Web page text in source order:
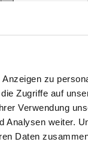
zu
Zugriffe auf
Verwendung
Analysen weiter.
Daten
Putz und ggf.